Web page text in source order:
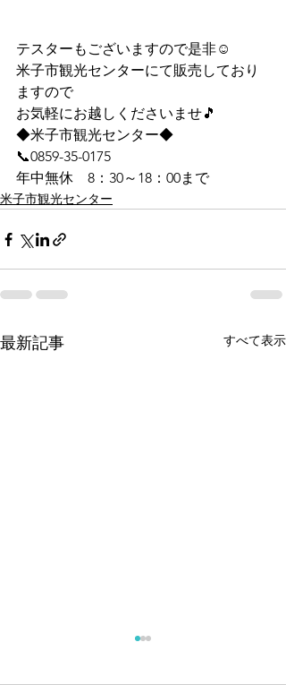
テスターもございますので是非☺
米子市観光センターにて販売しており
ますので
お気軽にお越しくださいませ🎵
◆米子市観光センター◆
📞0859-35-0175
年中無休　8：30～18：00まで
米子市観光センター
最新記事 すべて表示